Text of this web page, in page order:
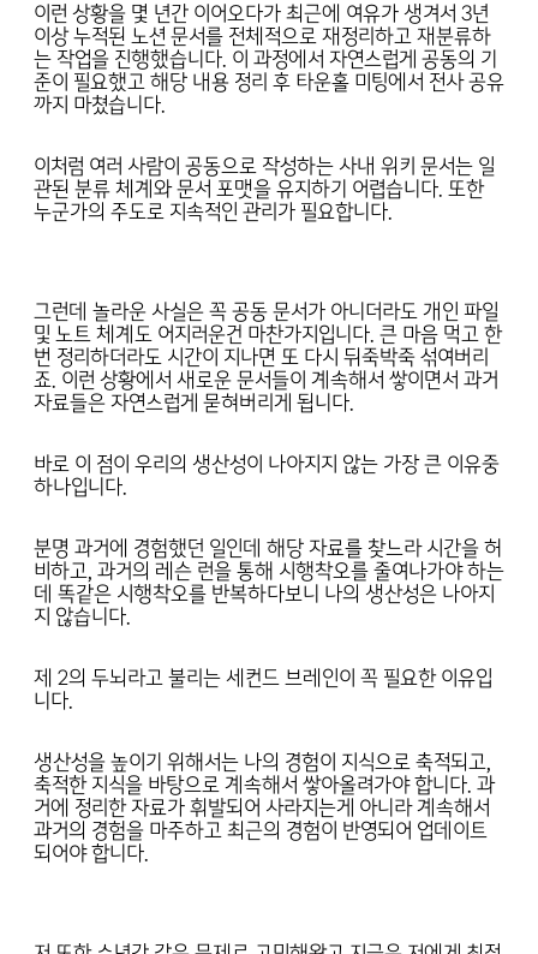
이런 상황을 몇 년간 이어오다가 최근에 여유가 생겨서 3년
이상 누적된 노션 문서를 전체적으로 재정리하고 재분류하
는 작업을 진행했습니다. 이 과정에서 자연스럽게 공동의 기
준이 필요했고 해당 내용 정리 후 타운홀 미팅에서 전사 공유
까지 마쳤습니다.
이처럼 여러 사람이 공동으로 작성하는 사내 위키 문서는 일
관된 분류 체계와 문서 포맷을 유지하기 어렵습니다. 또한
누군가의 주도로 지속적인 관리가 필요합니다.
그런데 놀라운 사실은 꼭 공동 문서가 아니더라도 개인 파일
및 노트 체계도 어지러운건 마찬가지입니다. 큰 마음 먹고 한
번 정리하더라도 시간이 지나면 또 다시 뒤죽박죽 섞여버리
죠. 이런 상황에서 새로운 문서들이 계속해서 쌓이면서 과거
자료들은 자연스럽게 묻혀버리게 됩니다.
바로 이 점이 우리의 생산성이 나아지지 않는 가장 큰 이유중
하나입니다.
분명 과거에 경험했던 일인데 해당 자료를 찾느라 시간을 허
비하고, 과거의 레슨 런을 통해 시행착오를 줄여나가야 하는
데 똑같은 시행착오를 반복하다보니 나의 생산성은 나아지
지 않습니다.
제 2의 두뇌라고 불리는 세컨드 브레인이 꼭 필요한 이유입
니다.
생산성을 높이기 위해서는 나의 경험이 지식으로 축적되고,
축적한 지식을 바탕으로 계속해서 쌓아올려가야 합니다. 과
거에 정리한 자료가 휘발되어 사라지는게 아니라 계속해서
과거의 경험을 마주하고 최근의 경험이 반영되어 업데이트
되어야 합니다.